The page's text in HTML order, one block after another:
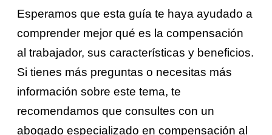
Esperamos que esta guía te haya ayudado a
comprender mejor qué es la compensación
al trabajador, sus características y beneficios.
Si tienes más preguntas o necesitas más
información sobre este tema, te
recomendamos que consultes con un
abogado especializado en compensación al